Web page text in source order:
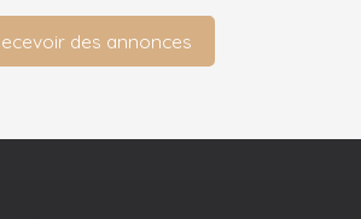
des annonces